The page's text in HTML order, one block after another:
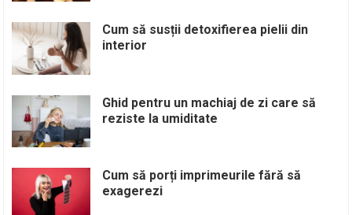
Cum să susții detoxifierea pielii din
interior
Ghid pentru un machiaj de zi care să
reziste la umiditate
Cum să porți imprimeurile fără să
exagerezi